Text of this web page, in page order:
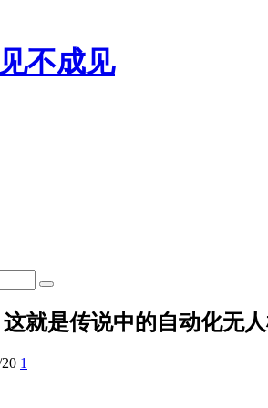
就是传说中的自动化无
1